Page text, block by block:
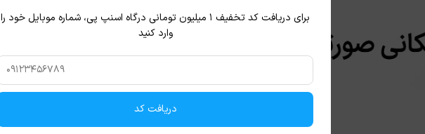
برای دریافت کد تخفیف ۱ میلیون تومانی درگاه اسنپ پی، شماره موبایل خود را
وارد کنید
دریافت کد